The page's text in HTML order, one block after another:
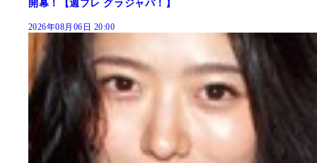
開幕！【週プレ グラジャパ！】
2026年08月06日 20:00